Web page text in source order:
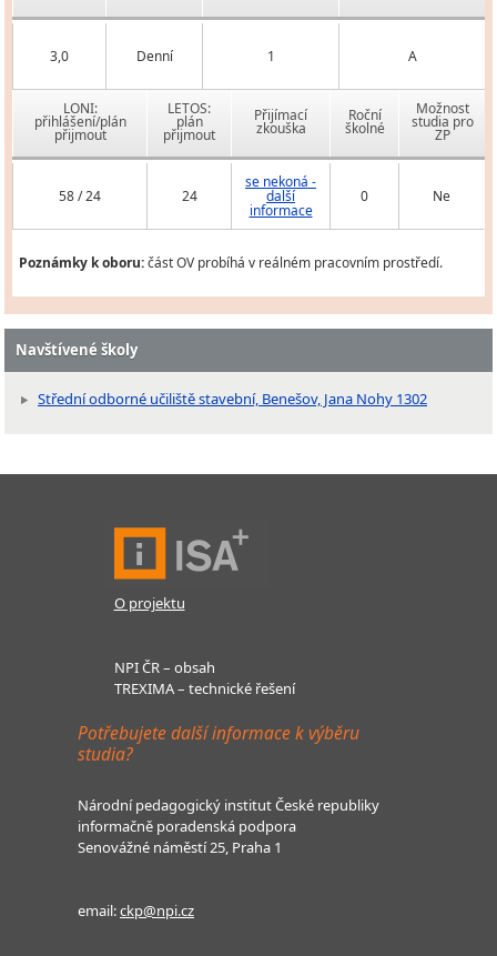
3,0 Denní 1 A
LONI:
přihlášení/plán
přijmout
LETOS:
plán
přijmout
Přijímací
zkouška
Roční
školné
Možnost
studia pro
ZP
58 / 24 24
se nekoná -
další
informace
0 Ne
Poznámky k oboru:část OV probíhá v reálném pracovním prostředí.
Navštívené školy
Střední odborné učiliště stavební, Benešov, Jana Nohy 1302
O projektu
NPI ČR – obsah
TREXIMA – technické řešení
Potřebujete další informace k výběru
studia?
Národní pedagogický institut České republiky
informačně poradenská podpora
Senovážné náměstí 25, Praha 1
email:ckp@npi.cz